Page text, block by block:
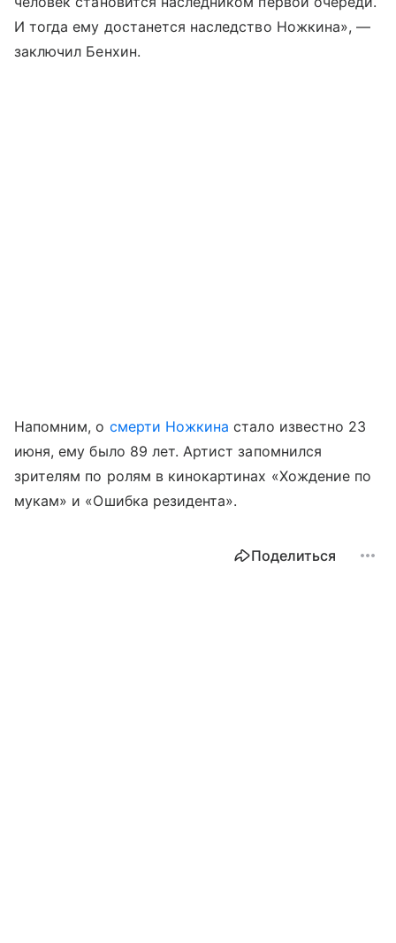
И тогда ему достанется наследство Ножкина», —
заключил Бенхин.
Напомним, о смерти Ножкина стало известно 23
июня, ему было 89 лет. Артист запомнился
зрителям по ролям в кинокартинах «Хождение по
мукам» и «Ошибка резидента».
Поделиться